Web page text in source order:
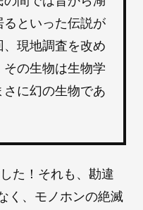
といった伝説が
現地調査を改め
の生物は生物学
に幻の生物であ
た！それも、勘違
く、モノホンの絶滅